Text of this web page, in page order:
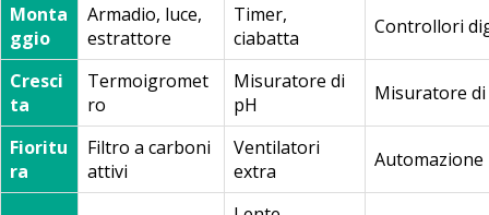
Monta
ggio
Armadio, luce,
estrattore
Timer,
ciabatta
Controllori
Cresci
ta
Termoigromet
ro
Misuratore di
pH
Misuratore di
Fioritu
ra
Filtro a carboni
attivi
Ventilatori
extra
Automazione